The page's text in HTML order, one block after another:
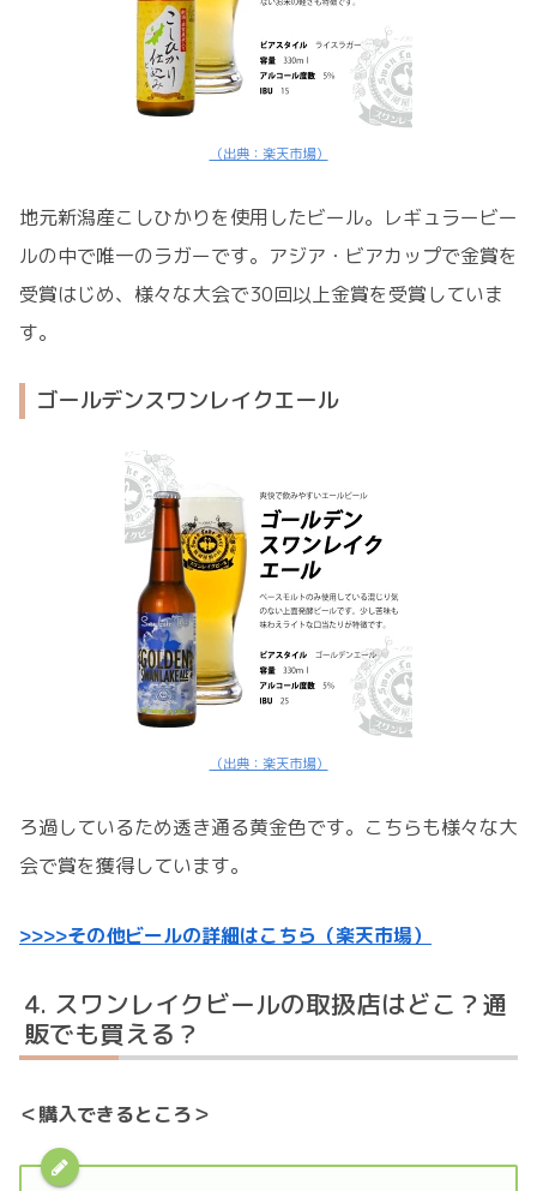
（出典：楽天市場）
地元新潟産こしひかりを使用したビール。レギュラービー
ルの中で唯一のラガーです。アジア・ビアカップで金賞を
受賞はじめ、様々な大会で30回以上金賞を受賞していま
す。
ゴールデンスワンレイクエール
（出典：楽天市場）
ろ過しているため透き通る黄金色です。こちらも様々な大
会で賞を獲得しています。
>>>>その他ビールの詳細はこちら（楽天市場）
スワンレイクビールの取扱店はどこ？通
販でも買える？
＜購入できるところ＞